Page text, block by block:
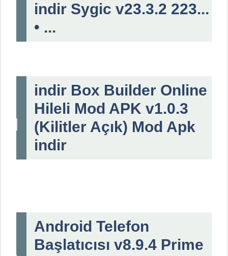
indir Sygic v23.3.2 223...
• ...
indir Box Builder Online
Hileli Mod APK v1.0.3
(Kilitler Açık) Mod Apk
indir
Android Telefon
Başlatıcısı v8.9.4 Prime